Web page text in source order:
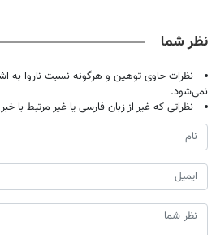
نظر شما
نظرات حاوی توهین و هرگونه نسبت ناروا
نمی‌شود.
نظراتی که غیر از زبان فارسی یا غیر مرتبط با